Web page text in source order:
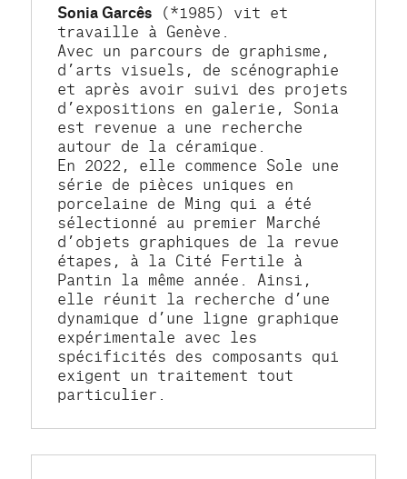
Sonia Garcês (*1985) vit et
travaille à Genève.
Avec un parcours de graphisme,
d’arts visuels, de scénographie
et après avoir suivi des projets
d’expositions en galerie, Sonia
est revenue a une recherche
autour de la céramique.
En 2022, elle commence Sole une
série de pièces uniques en
porcelaine de Ming qui a été
sélectionné au premier Marché
d’objets graphiques de la revue
étapes, à la Cité Fertile à
Pantin la même année. Ainsi,
elle réunit la recherche d’une
dynamique d’une ligne graphique
expérimentale avec les
spécificités des composants qui
exigent un traitement tout
particulier.